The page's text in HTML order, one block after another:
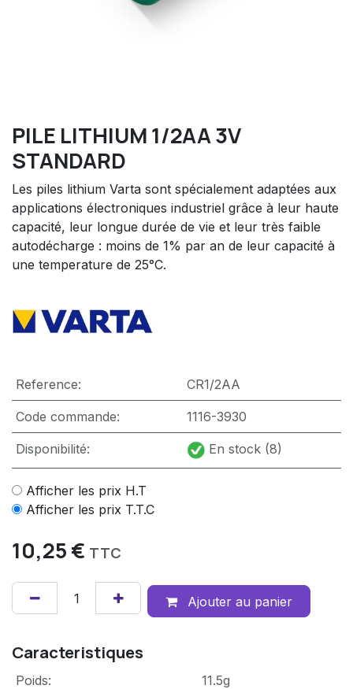
PILE LITHIUM 1/2AA 3V
STANDARD
Les piles lithium Varta sont spécialement adaptées aux
applications électroniques industriel grâce à leur haute
capacité, leur longue durée de vie et leur très faible
autodécharge : moins de 1% par an de leur capacité à
une temperature de 25°C.
Reference: CR1/2AA
Code commande: 1116-3930
Disponibilité: En stock (8)
Afficher les prix H.T
Afficher les prix T.T.C
10,25€ TTC
Ajouter au panier
Caracteristiques
Poids:
11.5g